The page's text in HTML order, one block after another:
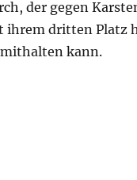
der gegen
dritten Platz
kann.